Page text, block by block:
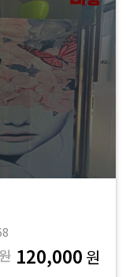
120,000 원